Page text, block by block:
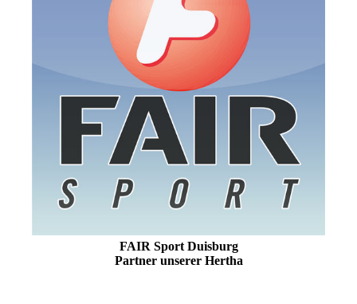
FAIR Sport Duisburg
Partner unserer Hertha